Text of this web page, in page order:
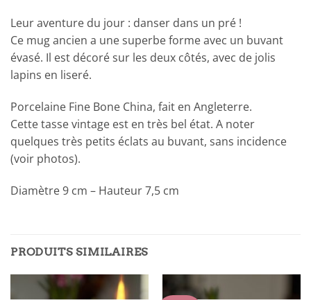
Leur aventure du jour : danser dans un pré !
Ce mug ancien a une superbe forme avec un buvant
évasé. Il est décoré sur les deux côtés, avec de jolis
lapins en liseré.
Porcelaine Fine Bone China, fait en Angleterre.
Cette tasse vintage est en très bel état. A noter
quelques très petits éclats au buvant, sans incidence
(voir photos).
Diamètre 9 cm – Hauteur 7,5 cm
PRODUITS SIMILAIRES